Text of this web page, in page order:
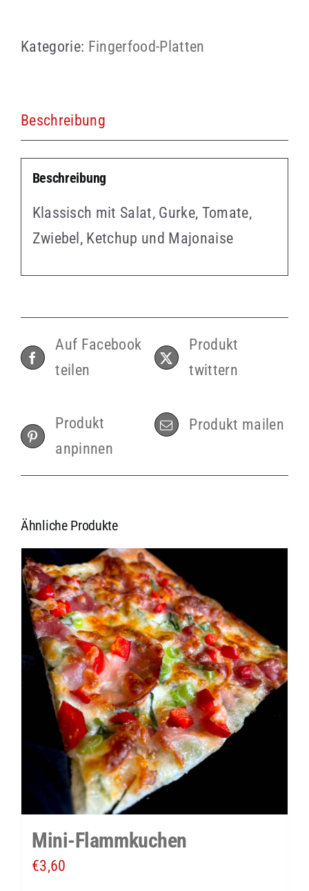
Burger
Kategorie: Fingerfood-Platten
Beschreibung
Beschreibung
Klassisch mit Salat, Gurke, Tomate,
Zwiebel, Ketchup und Majonaise
Auf Facebook
teilen
Produkt
twittern
Produkt
anpinnen
Produkt mailen
Ähnliche Produkte
Mini-Flammkuchen
€3,60